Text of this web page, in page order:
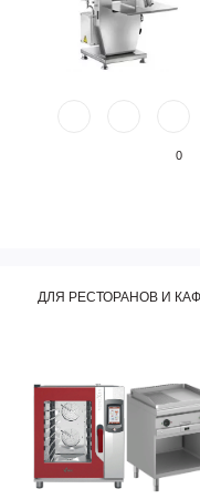
0
ДЛЯ РЕСТОРАНОВ И